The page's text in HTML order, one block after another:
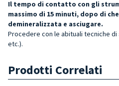
Il tempo di contatto con gli
massimo di 15 minuti, dopo di
demineralizzata e asciugare.
Procedere con le abituali tecniche di
etc.).
Prodotti Correlati